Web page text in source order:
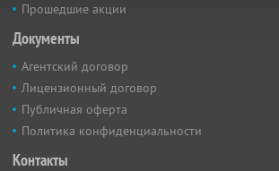
Прошедшие акции
Документы
Агентский договор
Лицензионный договор
Публичная оферта
Политика конфиденциальности
Контакты